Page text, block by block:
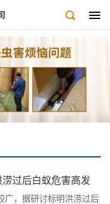
过后白蚁危害高发
广，据研讨标明洪涝过后